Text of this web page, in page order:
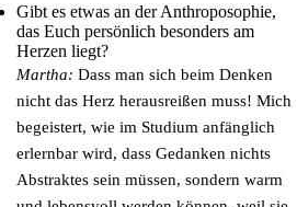
Gibt es etwas an der Anthroposophie,
das Euch persönlich besonders am
Herzen liegt?
Martha: Dass man sich beim Denken
nicht das Herz herausreißen muss! Mich
begeistert, wie im Studium anfänglich
erlernbar wird, dass Gedanken nichts
Abstraktes sein müssen, sondern warm